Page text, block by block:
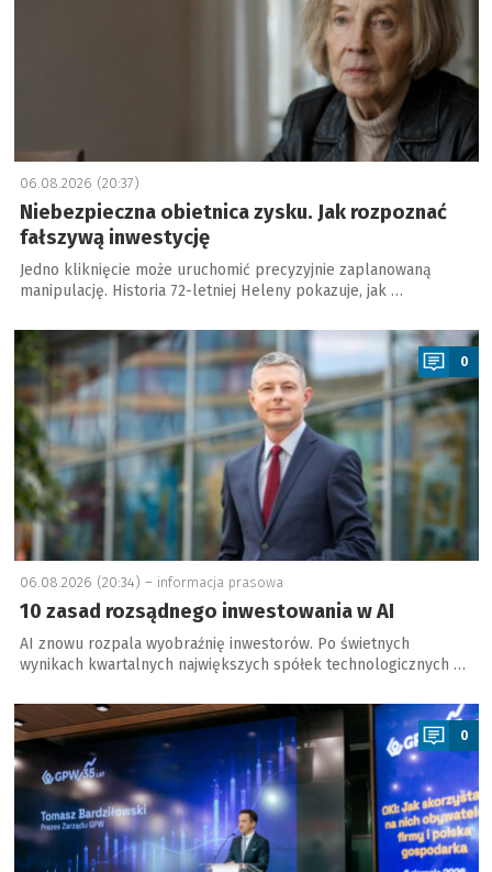
06.08.2026 (20:37)
Niebezpieczna obietnica zysku. Jak rozpoznać
fałszywą inwestycję
Jedno kliknięcie może uruchomić precyzyjnie zaplanowaną
manipulację. Historia 72-letniej Heleny pokazuje, jak …
a
0
06.08.2026 (20:34) – informacja prasowa
10 zasad rozsądnego inwestowania w AI
AI znowu rozpala wyobraźnię inwestorów. Po świetnych
wynikach kwartalnych największych spółek technologicznych …
a
0